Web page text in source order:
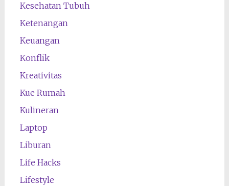
Kesehatan Tubuh
Ketenangan
Keuangan
Konflik
Kreativitas
Kue Rumah
Kulineran
Laptop
Liburan
Life Hacks
Lifestyle